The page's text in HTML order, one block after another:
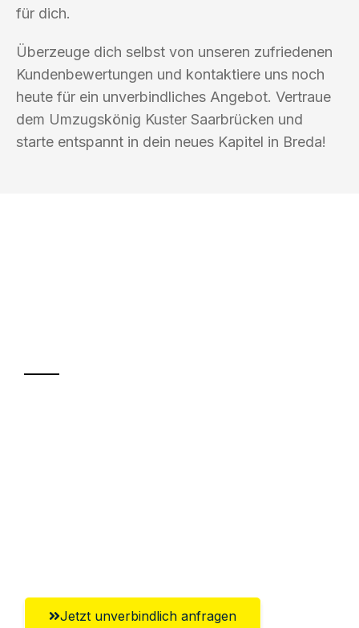
für dich.
Überzeuge dich selbst von unseren zufriedenen
Kundenbewertungen und kontaktiere uns noch
heute für ein unverbindliches Angebot. Vertraue
dem Umzugskönig Kuster Saarbrücken und
starte entspannt in dein neues Kapitel in Breda!
Jetzt unverbindlich anfragen